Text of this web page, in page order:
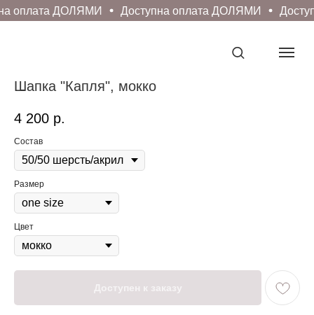
оплата ДОЛЯМИ Доступна оплата ДОЛЯМИ
Шапка "Капля", мокко
4 200 р.
Состав
Размер
Цвет